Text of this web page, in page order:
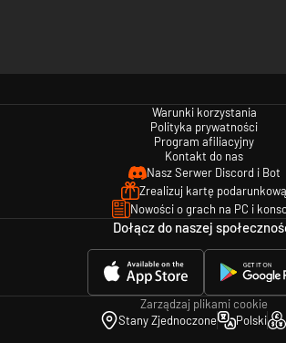
Warunki korzystania
Polityka prywatności
Program afiliacyjny
Kontakt do nas
Nasz Serwer Discord i Bot
Zrealizuj kartę podarunkową
Nowości o grach na PC i
Dołącz do naszej
Zarządzaj plikami cookie
Stany Zjednoczone
Polski